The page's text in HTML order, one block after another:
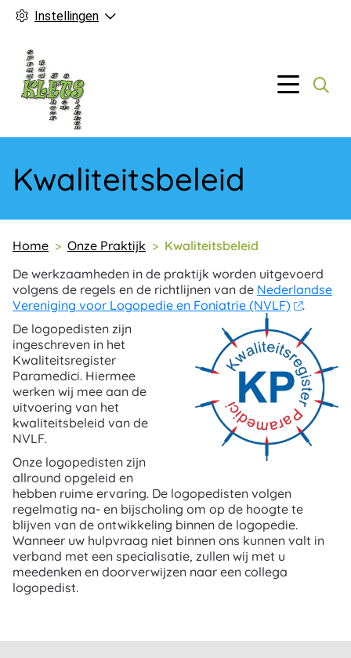
Instellingen
Menu
Home Onze Praktijk Kwaliteitsbeleid
Kwaliteitsbeleid
De werkzaamheden in de praktijk worden uitgevoerd
volgens de regels en de richtlijnen van de Nederlandse
Vereniging voor Logopedie en Foniatrie (NVLF)
.
De logopedisten zijn
ingeschreven in het
Kwaliteitsregister
Paramedici. Hiermee
werken wij mee aan de
uitvoering van het
kwaliteitsbeleid van de
NVLF.
Onze logopedisten zijn
allround opgeleid en
hebben ruime ervaring. De logopedisten volgen
regelmatig na- en bijscholing om op de hoogte te
blijven van de ontwikkeling binnen de logopedie.
Wanneer uw hulpvraag niet binnen ons kunnen valt in
verband met een specialisatie, zullen wij met u
meedenken en doorverwijzen naar een collega
logopedist.